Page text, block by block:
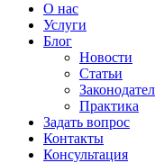
О нас
Услуги
Блог
Новости
Статьи
Практика
Задать вопрос
Контакты
Консультация